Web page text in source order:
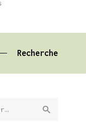
Recherche